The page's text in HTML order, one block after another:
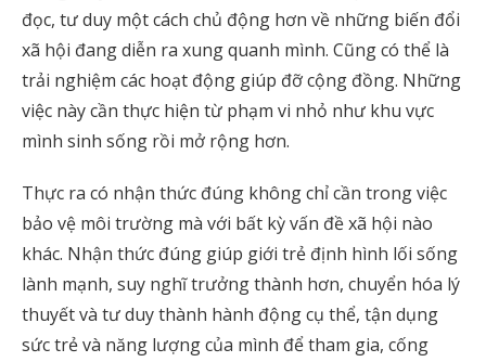
đọc, tư duy một cách chủ động hơn về những biến đổi
xã hội đang diễn ra xung quanh mình. Cũng có thể là
trải nghiệm các hoạt động giúp đỡ cộng đồng. Những
việc này cần thực hiện từ phạm vi nhỏ như khu vực
mình sinh sống rồi mở rộng hơn.
Thực ra có nhận thức đúng không chỉ cần trong việc
bảo vệ môi trường mà với bất kỳ vấn đề xã hội nào
khác. Nhận thức đúng giúp giới trẻ định hình lối sống
lành mạnh, suy nghĩ trưởng thành hơn, chuyển hóa lý
thuyết và tư duy thành hành động cụ thể, tận dụng
sức trẻ và năng lượng của mình để tham gia, cống